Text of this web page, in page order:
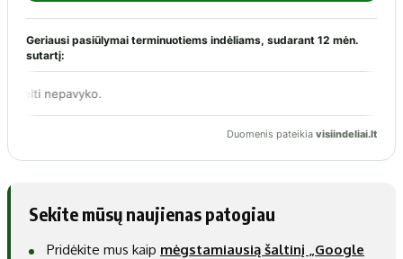
Sekite mūsų naujienas patogiau
Pridėkite mus kaip mėgstamiausią šaltinį „Google